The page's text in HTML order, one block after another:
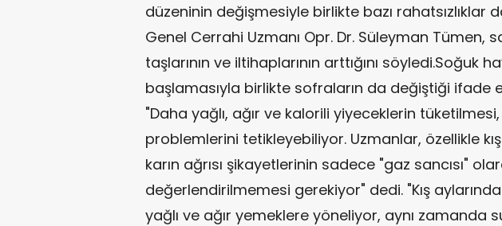
düzeninin değişmesiyle birlikte bazı rahatsızlıklar
Genel Cerrahi Uzmanı Opr. Dr. Süleyman Tümen,
taşlarının ve iltihaplarının arttığını söyledi.Soğuk
başlamasıyla birlikte sofraların da değiştiği ifade
"Daha yağlı, ağır ve kalorili yiyeceklerin
problemlerini tetikleyebiliyor. Uzmanlar, özellikle
karın ağrısı şikayetlerinin sadece "gaz sancısı"
değerlendirilmemesi gerekiyor" dedi. "Kış
yağlı ve ağır yemeklere yöneliyor, aynı zamanda